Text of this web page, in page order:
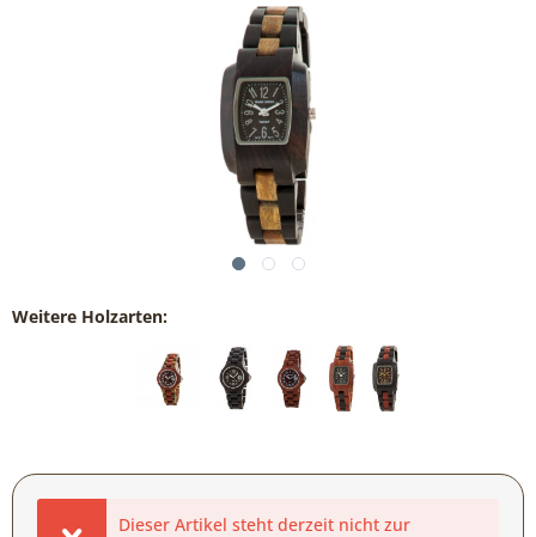
Weitere Holzarten:
Dieser Artikel steht derzeit nicht zur